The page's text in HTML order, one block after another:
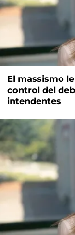
El massismo
control del
intendentes